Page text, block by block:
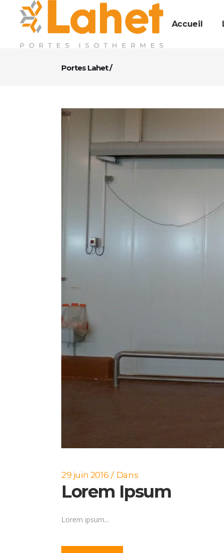
Accueil
Portes Lahet/
29 juin 2016 Dans
Lorem Ipsum
Lorem ipsum...